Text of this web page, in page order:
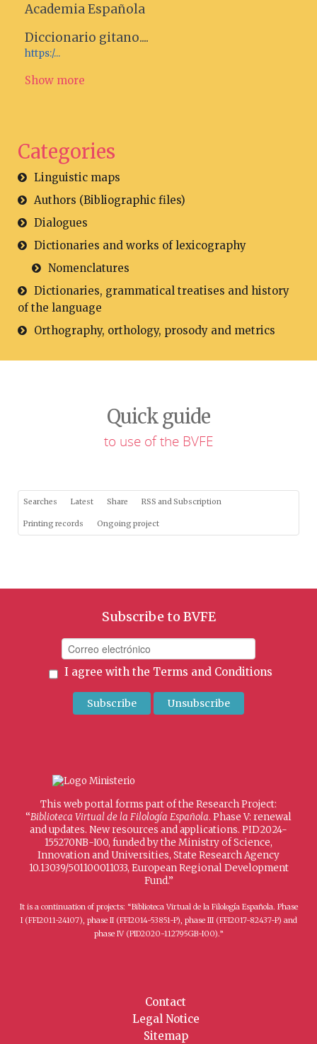
Academia Española
Diccionario gitano....
https:/...
Show more
Categories
Linguistic maps
Authors (Bibliographic files)
Dialogues
Dictionaries and works of lexicography
Nomenclatures
Dictionaries, grammatical treatises and history
of the language
Orthography, orthology, prosody and metrics
Quick guide
to use of the BVFE
Searches Latest Share RSS and Subscription
Printing records Ongoing project
Subscribe to BVFE
I agree with the Terms and Conditions
This web portal forms part of the Research Project:
“Biblioteca Virtual de la Filología Española. Phase V: renewal
and updates. New resources and applications. PID2024-
155270NB-I00, funded by the Ministry of Science,
Innovation and Universities, State Research Agency
10.13039/501100011033, European Regional Development
Fund.”
It is a continuation of projects: “Biblioteca Virtual de la Filología Española. Phase
I (FFI2011-24107), phase II (FFI2014-53851-P), phase III (FFI2017-82437-P) and
phase IV (PID2020-112795GB-I00).”
Contact
Legal Notice
Sitemap